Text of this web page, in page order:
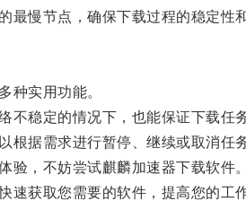
慢节点，确保下载过程的稳定性和
实用功能。
稳定的情况下，也能保证下载任务
据需求进行暂停、继续或取消任务
，不妨尝试麒麟加速器下载软件。
获取您需要的软件，提高您的工作